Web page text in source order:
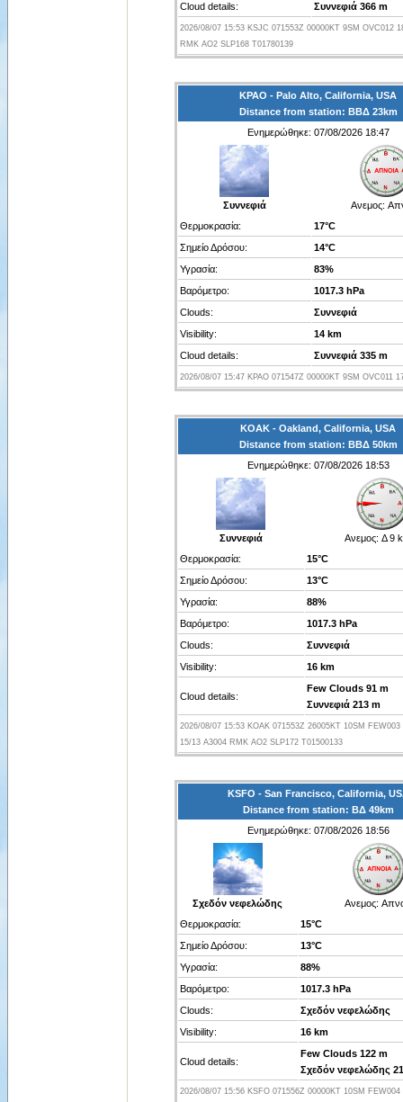
Cloud details:
Συννεφιά 366 m
2026/08/07 15:53 KSJC 071553Z 00000KT 9SM OVC012
RMK AO2 SLP168 T01780139
KPAO - Palo Alto, California, USA
Distance from station: ΒΒΔ 23km
Ενημερώθηκε: 07/08/2026 18:47
Συννεφιά Ανεμος:
Θερμοκρασία:
17°C
Σημείο Δρόσου:
14°C
Υγρασία:
83%
Βαρόμετρο:
1017.3 hPa
Clouds:
Συννεφιά
Visibility:
14 km
Cloud details:
Συννεφιά 335 m
2026/08/07 15:47 KPAO 071547Z 00000KT 9SM OVC011
KOAK - Oakland, California, USA
Distance from station: ΒΒΔ 50km
Ενημερώθηκε: 07/08/2026 18:53
Συννεφιά Ανεμος: Δ 9
Θερμοκρασία:
15°C
Σημείο Δρόσου:
13°C
Υγρασία:
88%
Βαρόμετρο:
1017.3 hPa
Clouds:
Συννεφιά
Visibility:
16 km
Cloud details:
Few Clouds 91 m
Συννεφιά 213 m
2026/08/07 15:53 KOAK 071553Z 26005KT 10SM FEW003
15/13 A3004 RMK AO2 SLP172 T01500133
KSFO - San Francisco, California,
Distance from station: ΒΔ 49km
Ενημερώθηκε: 07/08/2026 18:56
Σχεδόν νεφελώδης Ανεμος:
Θερμοκρασία:
15°C
Σημείο Δρόσου:
13°C
Υγρασία:
88%
Βαρόμετρο:
1017.3 hPa
Clouds:
Σχεδόν νεφελώδης
Visibility:
16 km
Cloud details:
Few Clouds 122 m
Σχεδόν νεφελώδης
2026/08/07 15:56 KSFO 071556Z 00000KT 10SM FEW004